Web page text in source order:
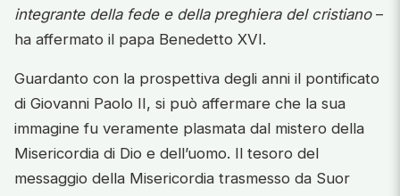
integrante della fede e della preghiera del cristiano–
ha affermato il papa Benedetto XVI.
Guardanto con la prospettiva degli anni il pontificato
di Giovanni Paolo II, si può affermare che la sua
immagine fu veramente plasmata dal mistero della
Misericordia di Dio e dell’uomo. Il tesoro del
messaggio della Misericordia trasmesso da Suor